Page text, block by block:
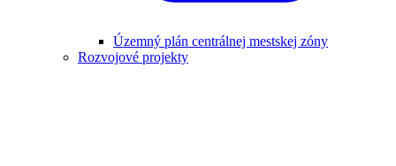
Územný plán centrálnej mestskej zóny
Rozvojové projekty